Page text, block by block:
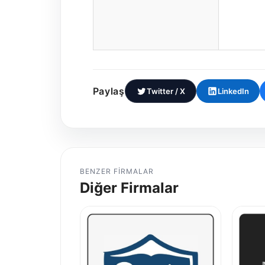
Paylaş Twitter / X LinkedIn
BENZER FIRMALAR
Diğer Firmalar